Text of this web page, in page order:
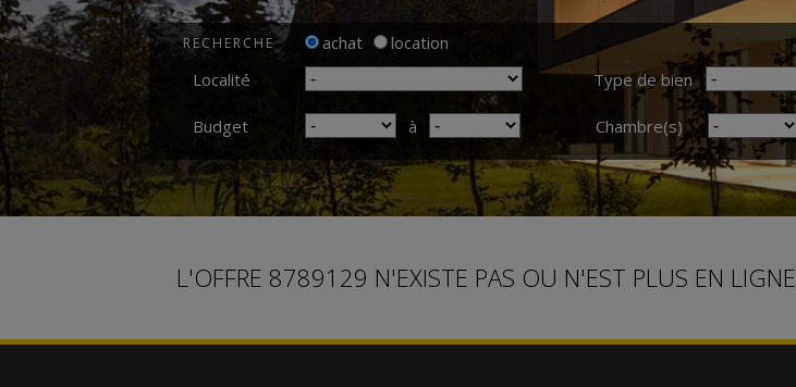
RECHERCHE achat
location
Localité
Type de bien
Budget à Chambre(s)
L'OFFRE 8789129 N'EXISTE PAS OU N'EST PLUS EN LIGNE